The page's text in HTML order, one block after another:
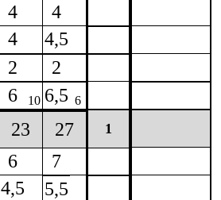
4 4
4 4,5
2 2
6 10 6,5 6
23 27 1
6 7
4,5 5,5